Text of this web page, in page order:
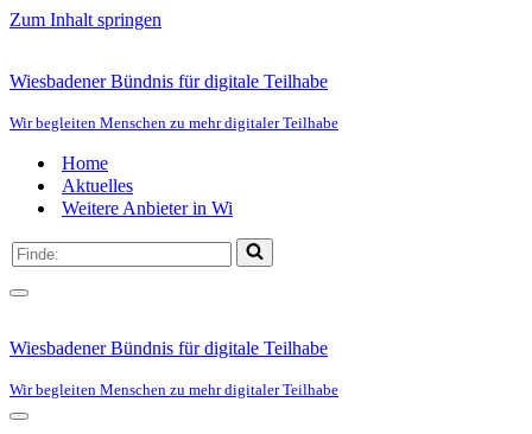
Zum Inhalt springen
Wiesbadener Bündnis für digitale Teilhabe
Wir begleiten Menschen zu mehr digitaler Teilhabe
Home
Aktuelles
Weitere Anbieter in Wi
Suchen
nach …
Navigationsmenü
Wiesbadener Bündnis für digitale Teilhabe
Wir begleiten Menschen zu mehr digitaler Teilhabe
Navigationsmenü